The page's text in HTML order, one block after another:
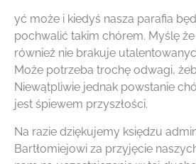
yć może i kiedyś nasza parafia
pochwalić takim chórem. Myślę
również nie brakuje
Może potrzeba trochę odwagi,
Niewątpliwie jednak powstanie
jest śpiewem przyszłości.
Na razie dziękujemy księdzu
Bartłomiejowi za przyjęcie